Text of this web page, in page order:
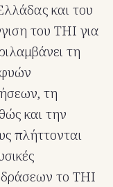
και του
του THI για
τη
τη
και την
πλήττονται
το ΤΗΙ